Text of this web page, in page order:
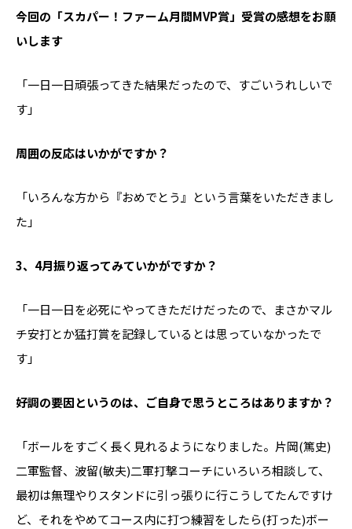
――今回の「スカパー！ファーム月間MVP賞」受賞の感想をお願
いします
「一日一日頑張ってきた結果だったので、すごいうれしいで
す」
――周囲の反応はいかがですか？
「いろんな方から『おめでとう』という言葉をいただきまし
た」
――3、4月振り返ってみていかがですか？
「一日一日を必死にやってきただけだったので、まさかマル
チ安打とか猛打賞を記録しているとは思っていなかったで
す」
――好調の要因というのは、ご自身で思うところはありますか？
「ボールをすごく長く見れるようになりました。片岡(篤史)
二軍監督、波留(敏夫)二軍打撃コーチにいろいろ相談して、
最初は無理やりスタンドに引っ張りに行こうしてたんですけ
ど、それをやめてコース内に打つ練習をしたら(打った)ボー